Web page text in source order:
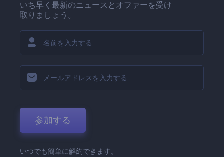
いち早く最新のニュースとオファーを受け
取りましょう。
参加する
いつでも簡単に解約できます。